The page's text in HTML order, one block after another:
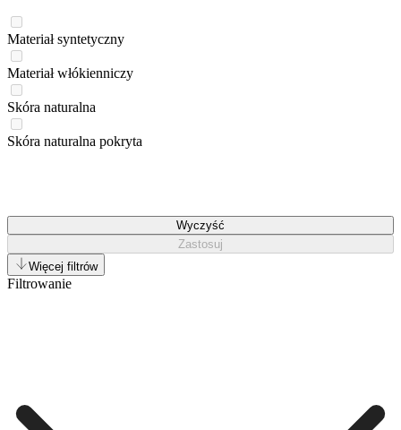
Materiał syntetyczny
Materiał włókienniczy
Skóra naturalna
Skóra naturalna pokryta
Wyczyść
Zastosuj
Więcej filtrów
Filtrowanie